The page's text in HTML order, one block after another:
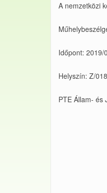
A nemzetközi
Időpont: 2019/
Helyszín: Z/
PTE Állam- és